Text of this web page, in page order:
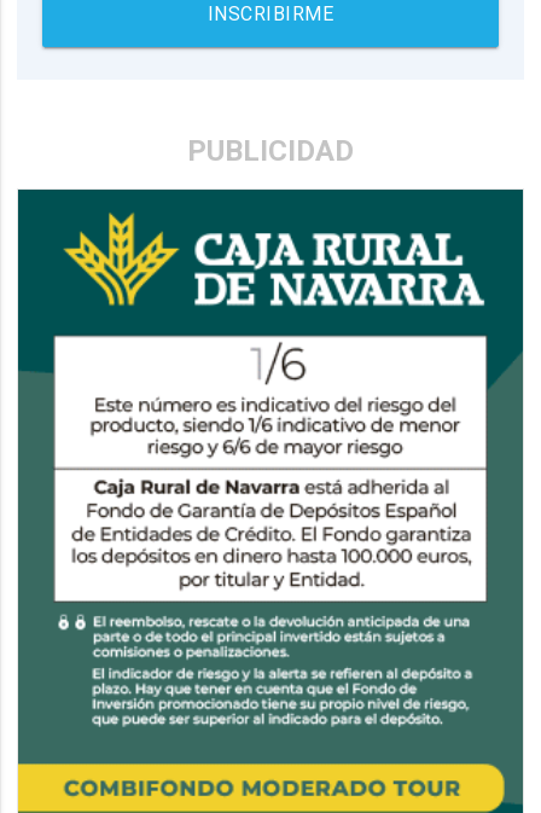
INSCRIBIRME
PUBLICIDAD